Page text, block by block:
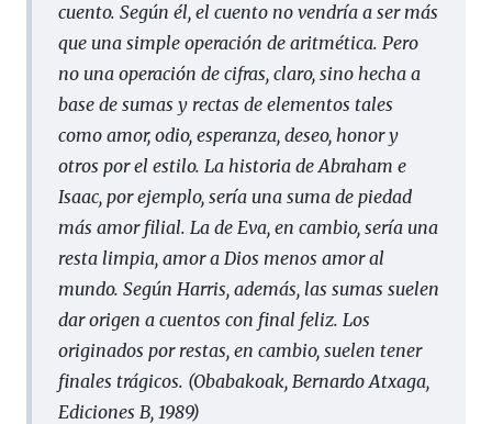
cuento. Según él, el cuento no vendría a ser más
que una simple operación de aritmética. Pero
no una operación de cifras, claro, sino hecha a
base de sumas y rectas de elementos tales
como amor, odio, esperanza, deseo, honor y
otros por el estilo. La historia de Abraham e
Isaac, por ejemplo, sería una suma de piedad
más amor filial. La de Eva, en cambio, sería una
resta limpia, amor a Dios menos amor al
mundo. Según Harris, además, las sumas suelen
dar origen a cuentos con final feliz. Los
originados por restas, en cambio, suelen tener
finales trágicos. (Obabakoak, Bernardo Atxaga,
Ediciones B, 1989)